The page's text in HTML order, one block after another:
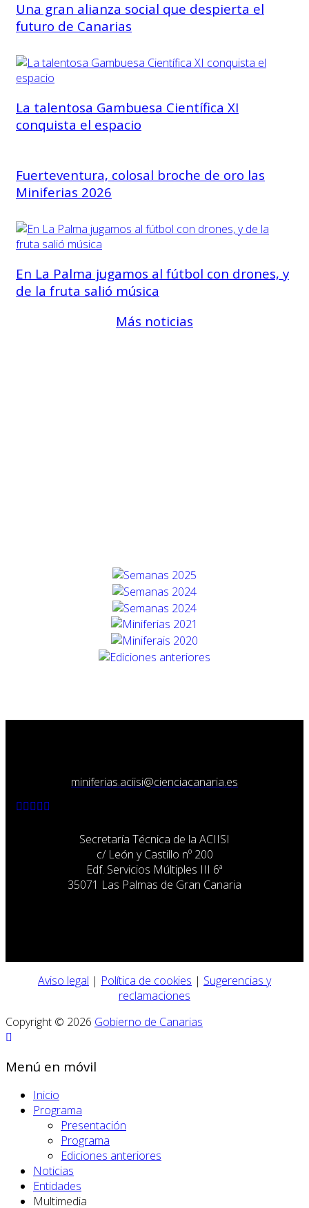
Una gran alianza social que despierta el
futuro de Canarias
La talentosa Gambuesa Científica XI
conquista el espacio
Fuerteventura, colosal broche de oro las
Miniferias 2026
En La Palma jugamos al fútbol con drones, y
de la fruta salió música
Más noticias
miniferias.aciisi@cienciacanaria.es
Secretaría Técnica de la ACIISI
c/ León y Castillo nº 200
Edf. Servicios Múltiples III 6ª
35071 Las Palmas de Gran Canaria
Aviso legal | Política de cookies | Sugerencias y
reclamaciones
Copyright © 2026 Gobierno de Canarias
Menú en móvil
Inicio
Programa
Presentación
Programa
Ediciones anteriores
Noticias
Entidades
Multimedia